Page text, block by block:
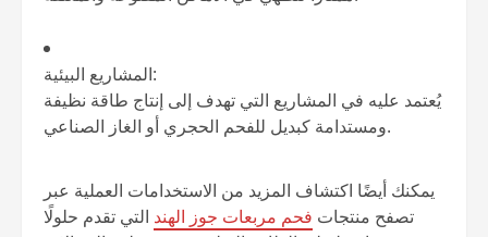
المشاريع البيئية:
يُعتمد عليه في المشاريع التي تهدف إلى إنتاج طاقة نظيفة
ومستدامة كبديل للفحم الحجري أو الغاز الصناعي.
يمكنك أيضًا اكتشاف المزيد من الاستخدامات العملية عبر
تصفح منتجات فحم مربعات جوز الهند التي تقدم حلولًا